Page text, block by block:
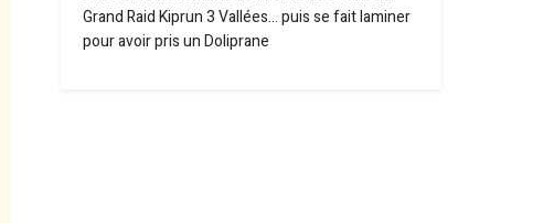
Grand Raid Kiprun 3 Vallées… puis se fait laminer
pour avoir pris un Doliprane